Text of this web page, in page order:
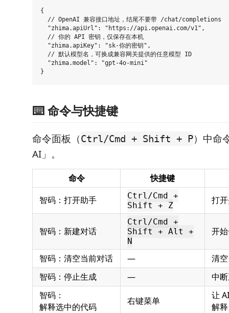
{
  // OpenAI 兼容接口地址，结尾不要带 /chat/completions
  "zhima.apiUrl": "https://api.openai.com/v1",
  // 你的 API 密钥，仅保存在本机
  "zhima.apiKey": "sk-你的密钥",
  // 默认模型名，可换成兼容网关提供的任意模型 ID
  "zhima.model": "gpt-4o-mini"
⌨️ 命令与快捷键
命令面板（Ctrl/Cmd + Shift + P）中命
AI」。
命令
快捷键
智码：打开助手
Ctrl/Cmd +
Shift + Z
打
智码：新建对话
Ctrl/Cmd +
Shift + Alt +
N
开
智码：清空当前对话 —
清
智码：停止生成
—
中
智码：
解释选中的代码
右键菜单
让 AI
解